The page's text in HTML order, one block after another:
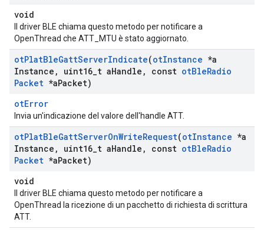
void
Il driver BLE chiama questo metodo per notificare a
OpenThread che ATT_MTU è stato aggiornato.
otPlatBleGattServerIndicate(otInstance *a
Instance , uint16 t aHandle , const otBleRadio
Packet *aPacket)
otError
Invia un'indicazione del valore dell'handle ATT.
otPlatBleGattServerOnWriteRequest(otInstance *a
Instance , uint16 t aHandle , const otBleRadio
Packet *aPacket)
void
Il driver BLE chiama questo metodo per notificare a
OpenThread la ricezione di un pacchetto di richiesta di scrittura
ATT.